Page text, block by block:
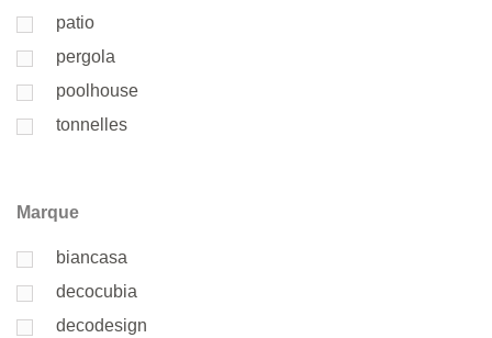
patio
pergola
poolhouse
tonnelles
Marque
biancasa
decocubia
decodesign